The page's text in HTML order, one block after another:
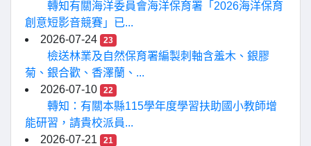
轉知有關海洋委員會海洋保育署「2026海洋保育
創意短影音競賽」已...
2026-07-24
23
檢送林業及自然保育署編製刺軸含羞木、銀膠
菊、銀合歡、香澤蘭、...
2026-07-10
22
轉知：有關本縣115學年度學習扶助國小教師增
能研習，請貴校派員...
2026-07-21
21